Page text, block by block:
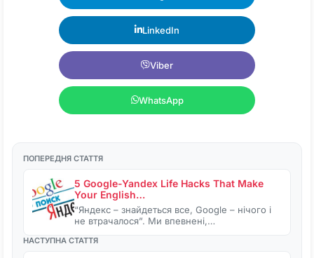
LinkedIn
Viber
WhatsApp
ПОПЕРЕДНЯ СТАТТЯ
5 Google-Yandex Life Hacks That Make
Your English…
“Яндекс – знайдеться все, Google – нічого і
не втрачалося”. Ми впевнені,…
НАСТУПНА СТАТТЯ